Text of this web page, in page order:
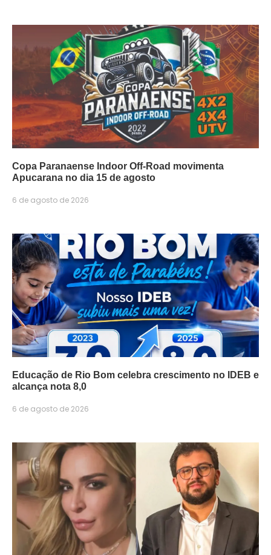
Copa Paranaense Indoor Off-Road movimenta
Apucarana no dia 15 de agosto
6 de agosto de 2026
Educação de Rio Bom celebra crescimento no IDEB e
alcança nota 8,0
6 de agosto de 2026